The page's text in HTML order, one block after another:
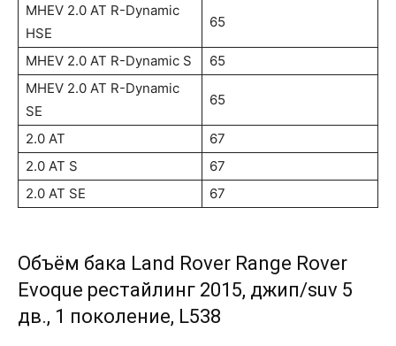
MHEV 2.0 AT R-Dynamic
HSE
65
MHEV 2.0 AT R-Dynamic S
65
MHEV 2.0 AT R-Dynamic
SE
65
2.0 AT
67
2.0 AT S
67
2.0 AT SE
67
Объём бака Land Rover Range Rover
Evoque рестайлинг 2015, джип/suv 5
дв., 1 поколение, L538